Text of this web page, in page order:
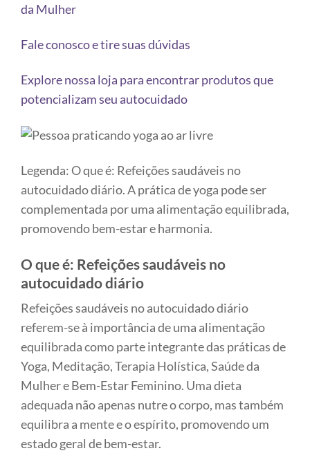
da Mulher
Fale conosco e tire suas dúvidas
Explore nossa loja para encontrar produtos que
potencializam seu autocuidado
Legenda: O que é: Refeições saudáveis no
autocuidado diário. A prática de yoga pode ser
complementada por uma alimentação equilibrada,
promovendo bem-estar e harmonia.
O que é: Refeições saudáveis no
autocuidado diário
Refeições saudáveis no autocuidado diário
referem-se à importância de uma alimentação
equilibrada como parte integrante das práticas de
Yoga, Meditação, Terapia Holística, Saúde da
Mulher e Bem-Estar Feminino. Uma dieta
adequada não apenas nutre o corpo, mas também
equilibra a mente e o espírito, promovendo um
estado geral de bem-estar.